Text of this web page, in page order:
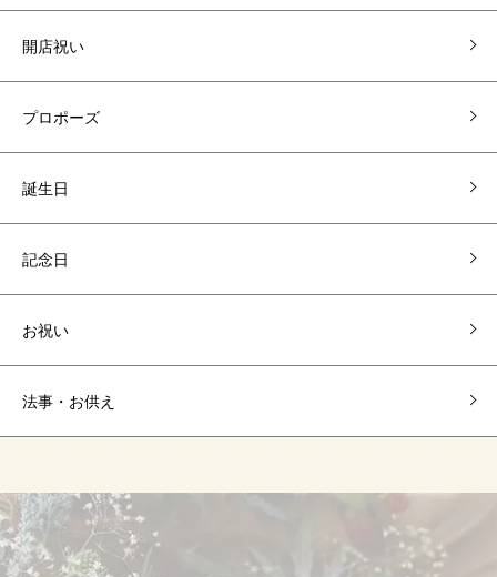
開店祝い
プロポーズ
誕生日
記念日
お祝い
法事・お供え